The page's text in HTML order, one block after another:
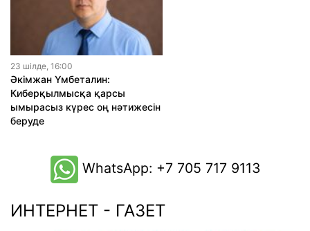
23 шiлде, 16:00
Әкімжан Үмбеталин:
Киберқылмысқа қарсы
ымырасыз күрес оң нәтижесін
беруде
WhatsApp: +7 705 717 9113
ИНТЕРНЕТ - ГАЗЕТ